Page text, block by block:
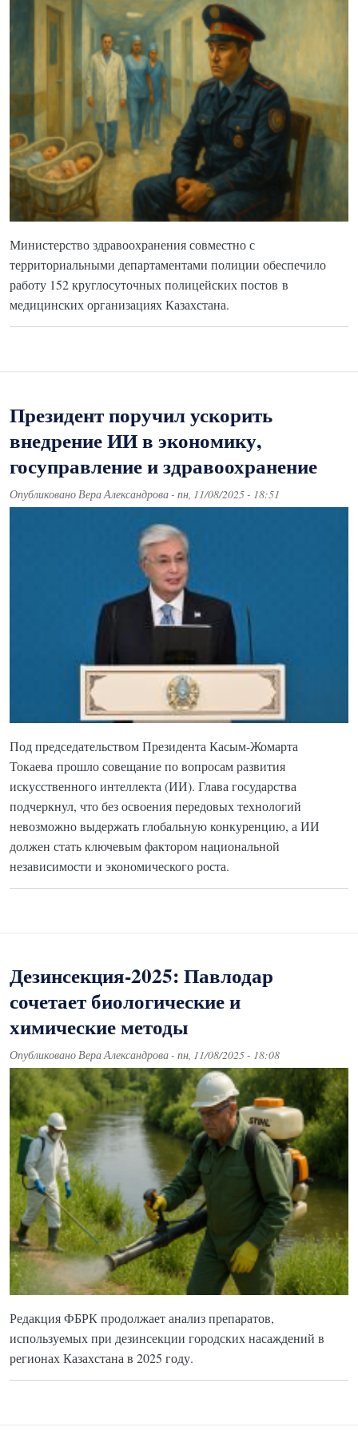
Министерство здравоохранения совместно с
территориальными департаментами полиции обеспечило
работу 152 круглосуточных полицейских постов в
медицинских организациях Казахстана.
Президент поручил ускорить
внедрение ИИ в экономику,
госуправление и здравоохранение
ОпубликованоВера Александрова- пн, 11/08/2025 - 18:51
Под председательством Президента Касым-Жомарта
Токаева прошло совещание по вопросам развития
искусственного интеллекта (ИИ). Глава государства
подчеркнул, что без освоения передовых технологий
невозможно выдержать глобальную конкуренцию, а ИИ
должен стать ключевым фактором национальной
независимости и экономического роста.
Дезинсекция-2025: Павлодар
сочетает биологические и
химические методы
ОпубликованоВера Александрова- пн, 11/08/2025 - 18:08
Редакция ФБРК продолжает анализ препаратов,
используемых при дезинсекции городских насаждений в
регионах Казахстана в 2025 году.